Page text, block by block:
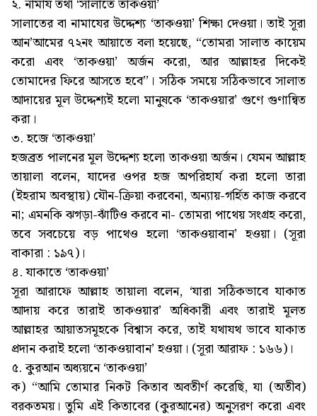
২. নামায তথা ‘সালাতে তাকওয়া’
সালাতের বা নামাযের উদ্দেশ্য ‘তাকওয়া’ শিক্ষা দেওয়া। তাই সূরা
আন’আমের ৭২নং আয়াতে বলা হয়েছে, “তোমরা সালাত কায়েম
করো এবং ‘তাকওয়া’ অর্জন করো, আর আল্লাহর দিকেই
তোমাদের ফিরে আসতে হবে’’। সঠিক সময়ে সঠিকভাবে সালাত
আদায়ের মূল উদ্দেশ্যই হলো মানুষকে ‘তাকওয়ার’ গুণে গুণান্বিত
করা।
৩. হজে ‘তাকওয়া’
হজব্রত পালনের মূল উদ্দেশ্য হলো তাকওয়া অর্জন। যেমন আল্লাহ
তায়ালা বলেন, যাদের ওপর হজ অপরিহার্য করা হলো তারা
(ইহরাম অবস্থায়) যৌন-ক্রিয়া করবেনা, অন্যায়-গর্হিত কাজ করবে
না; এমনকি ঝগড়া-ঝাঁটিও করবে না- তোমরা পাথেয় সংগ্রহ করো,
তবে সবচেয়ে বড় পাথেও হলো ‘তাকওয়াবান’ হওয়া। (সূরা
বাকারা : ১৯৭)।
৪. যাকাতে ‘তাকওয়া’
সূরা আরাফে আল্লাহ তায়ালা বলেন, ‘যারা সঠিকভাবে যাকাত
আদায় করে তারাই তাকওয়ার’ অধিকারী এবং তারাই মূলত
আল্লাহর আয়াতসমূহকে বিশ্বাস করে, তাই যথাযথ ভাবে যাকাত
প্রদান করাই হলো ‘তাকওয়াবান’ হওয়া। (সূরা আরাফ : ১৬৬)।
৫. কুরআন অধ্যয়নে ‘তাকওয়া’
ক) “আমি তোমার নিকট কিতাব অবতীর্ণ করেছি, যা (অতীব)
বরকতময়। তুমি এই কিতাবের (কুরআনের) অনুসরণ করো এবং